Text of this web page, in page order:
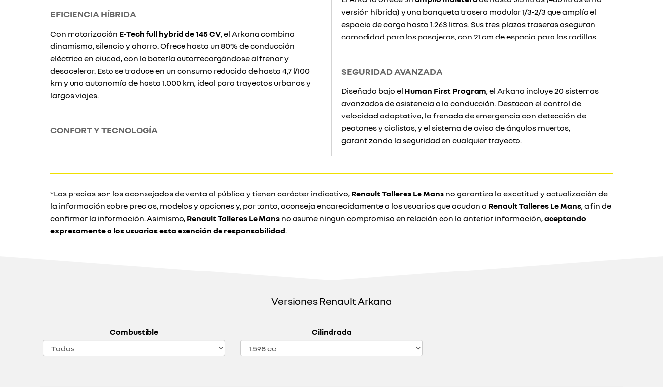
EFICIENCIA HÍBRIDA
Con motorización E-Tech full hybrid de 145 CV, el Arkana combina
dinamismo, silencio y ahorro. Ofrece hasta un 80% de conducción
eléctrica en ciudad, con la batería autorrecargándose al frenar y
desacelerar. Esto se traduce en un consumo reducido de hasta 4,7 l/100
km y una autonomía de hasta 1.000 km, ideal para trayectos urbanos y
largos viajes.
CONFORT Y TECNOLOGÍA
versión híbrida) y una banqueta trasera modular 1/3-2/3 que amplía el
espacio de carga hasta 1.263 litros. Sus tres plazas traseras aseguran
comodidad para los pasajeros, con 21 cm de espacio para las rodillas.
SEGURIDAD AVANZADA
Diseñado bajo el Human First Program, el Arkana incluye 20 sistemas
avanzados de asistencia a la conducción. Destacan el control de
velocidad adaptativo, la frenada de emergencia con detección de
peatones y ciclistas, y el sistema de aviso de ángulos muertos,
garantizando la seguridad en cualquier trayecto.
*Los precios son los aconsejados de venta al público y tienen carácter indicativo, Renault Talleres Le Mans no garantiza la exactitud y actualización de
la información sobre precios, modelos y opciones y, por tanto, aconseja encarecidamente a los usuarios que acudan a Renault Talleres Le Mans, a fin de
confirmar la información. Asimismo, Renault Talleres Le Mans no asume ningun compromiso en relación con la anterior información,aceptando
expresamente a los usuarios esta exención de responsabilidad.
Versiones Renault Arkana
Combustible Cilindrada